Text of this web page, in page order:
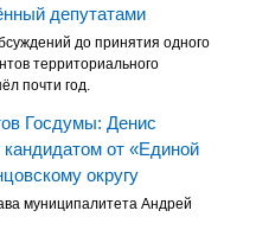
депутатами
до принятия одного
территориального
почти год.
Госдумы: Денис
от «Единой
округу
муниципалитета Андрей